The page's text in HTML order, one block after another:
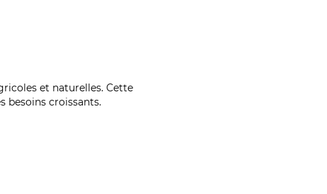
et naturelles. Cette
besoins croissants.